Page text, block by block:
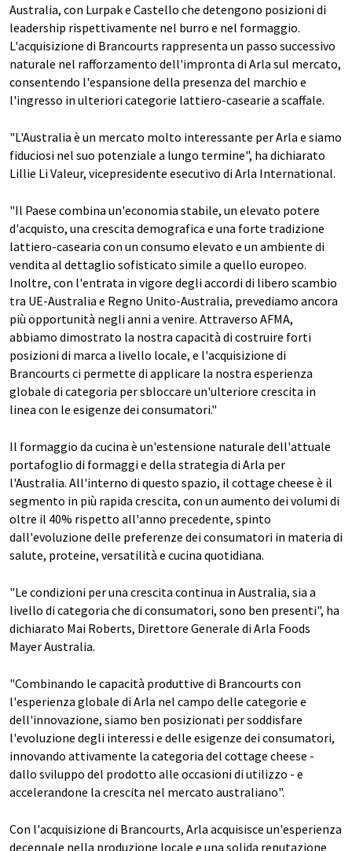
Australia, con Lurpak e Castello che detengono posizioni di
leadership rispettivamente nel burro e nel formaggio.
L'acquisizione di Brancourts rappresenta un passo successivo
naturale nel rafforzamento dell'impronta di Arla sul mercato,
consentendo l'espansione della presenza del marchio e
l'ingresso in ulteriori categorie lattiero-casearie a scaffale.
"L'Australia è un mercato molto interessante per Arla e siamo
fiduciosi nel suo potenziale a lungo termine", ha dichiarato
Lillie Li Valeur, vicepresidente esecutivo di Arla International.
"Il Paese combina un'economia stabile, un elevato potere
d'acquisto, una crescita demografica e una forte tradizione
lattiero-casearia con un consumo elevato e un ambiente di
vendita al dettaglio sofisticato simile a quello europeo.
Inoltre, con l'entrata in vigore degli accordi di libero scambio
tra UE-Australia e Regno Unito-Australia, prevediamo ancora
più opportunità negli anni a venire. Attraverso AFMA,
abbiamo dimostrato la nostra capacità di costruire forti
posizioni di marca a livello locale, e l'acquisizione di
Brancourts ci permette di applicare la nostra esperienza
globale di categoria per sbloccare un'ulteriore crescita in
linea con le esigenze dei consumatori."
Il formaggio da cucina è un'estensione naturale dell'attuale
portafoglio di formaggi e della strategia di Arla per
l'Australia. All'interno di questo spazio, il cottage cheese è il
segmento in più rapida crescita, con un aumento dei volumi di
oltre il 40% rispetto all'anno precedente, spinto
dall'evoluzione delle preferenze dei consumatori in materia di
salute, proteine, versatilità e cucina quotidiana.
"Le condizioni per una crescita continua in Australia, sia a
livello di categoria che di consumatori, sono ben presenti", ha
dichiarato Mai Roberts, Direttore Generale di Arla Foods
Mayer Australia.
"Combinando le capacità produttive di Brancourts con
l'esperienza globale di Arla nel campo delle categorie e
dell'innovazione, siamo ben posizionati per soddisfare
l'evoluzione degli interessi e delle esigenze dei consumatori,
innovando attivamente la categoria del cottage cheese -
dallo sviluppo del prodotto alle occasioni di utilizzo - e
accelerandone la crescita nel mercato australiano".
Con l'acquisizione di Brancourts, Arla acquisisce un'esperienza
decennale nella produzione locale e una solida reputazione